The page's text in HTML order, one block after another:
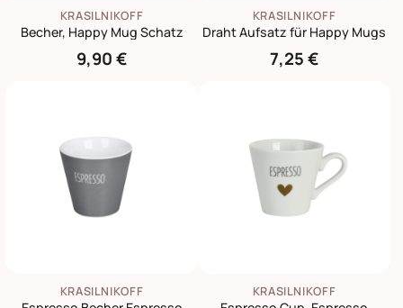
KRASILNIKOFF
Becher, Happy Mug Schatz
9,90 €
KRASILNIKOFF
Draht Aufsatz für Happy Mugs
7,25 €
KRASILNIKOFF KRASILNIKOFF